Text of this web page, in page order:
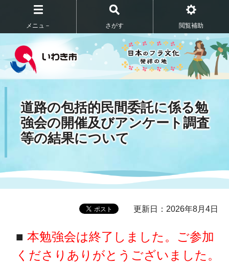
メニュ－ さがす 閲覧補助
道路の包括的民間委託に係る勉
強会の開催及びアンケート調査
等の結果について
更新日：2026年8月4日
■本勉強会は終了しました。ご参加
くださりありがとうございました。